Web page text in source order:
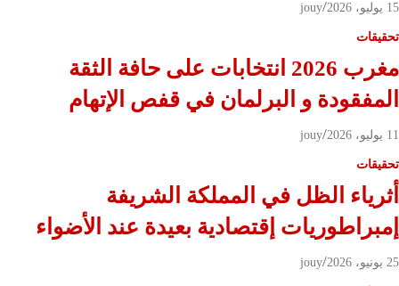
15 يوليو، 2026 jouy
تحقيقات
مغرب 2026 انتخابات على حافة الثقة
المفقودة و البرلمان في قفص الإتهام
11 يوليو، 2026 jouy
تحقيقات
أثرياء الظل في المملكة الشريفة
إمبراطوريات إقتصادية بعيدة عند الأضواء
25 يونيو، 2026 jouy